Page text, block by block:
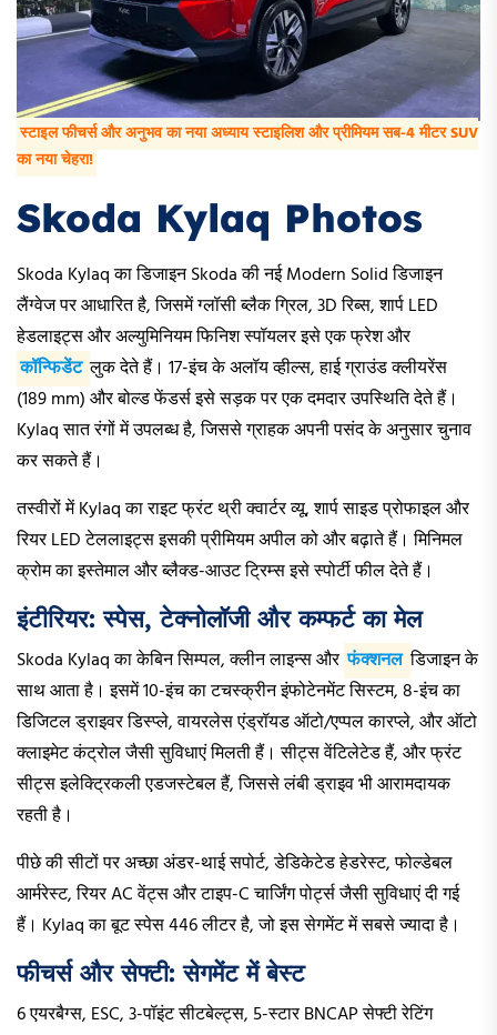
स्टाइल फीचर्स और अनुभव का नया अध्याय स्टाइलिश और प्रीमियम सब-4 मीटर SUV
का नया चेहरा!
Skoda Kylaq Photos
Skoda Kylaq का डिजाइन Skoda की नई Modern Solid डिजाइन
लैंग्वेज पर आधारित है, जिसमें ग्लॉसी ब्लैक ग्रिल, 3D रिब्स, शार्प LED
हेडलाइट्स और अल्युमिनियम फिनिश स्पॉयलर इसे एक फ्रेश और
कॉन्फिडेंट लुक देते हैं। 17-इंच के अलॉय व्हील्स, हाई ग्राउंड क्लीयरेंस
(189 mm) और बोल्ड फेंडर्स इसे सड़क पर एक दमदार उपस्थिति देते हैं।
Kylaq सात रंगों में उपलब्ध है, जिससे ग्राहक अपनी पसंद के अनुसार चुनाव
कर सकते हैं।
तस्वीरों में Kylaq का राइट फ्रंट थ्री क्वार्टर व्यू, शार्प साइड प्रोफाइल और
रियर LED टेललाइट्स इसकी प्रीमियम अपील को और बढ़ाते हैं। मिनिमल
क्रोम का इस्तेमाल और ब्लैक्ड-आउट ट्रिम्स इसे स्पोर्टी फील देते हैं।
इंटीरियर: स्पेस, टेक्नोलॉजी और कम्फर्ट का मेल
Skoda Kylaq का केबिन सिम्पल, क्लीन लाइन्स और फंक्शनल डिजाइन के
साथ आता है। इसमें 10-इंच का टचस्क्रीन इंफोटेनमेंट सिस्टम, 8-इंच का
डिजिटल ड्राइवर डिस्प्ले, वायरलेस एंड्रॉयड ऑटो/एप्पल कारप्ले, और ऑटो
क्लाइमेट कंट्रोल जैसी सुविधाएं मिलती हैं। सीट्स वेंटिलेटेड हैं, और फ्रंट
सीट्स इलेक्ट्रिकली एडजस्टेबल हैं, जिससे लंबी ड्राइव भी आरामदायक
रहती है।
पीछे की सीटों पर अच्छा अंडर-थाई सपोर्ट, डेडिकेटेड हेडरेस्ट, फोल्डेबल
आर्मरेस्ट, रियर AC वेंट्स और टाइप-C चार्जिंग पोर्ट्स जैसी सुविधाएं दी गई
हैं। Kylaq का बूट स्पेस 446 लीटर है, जो इस सेगमेंट में सबसे ज्यादा है।
फीचर्स और सेफ्टी: सेगमेंट में बेस्ट
6 एयरबैग्स, ESC, 3-पॉइंट सीटबेल्ट्स, 5-स्टार BNCAP सेफ्टी रेटिंग